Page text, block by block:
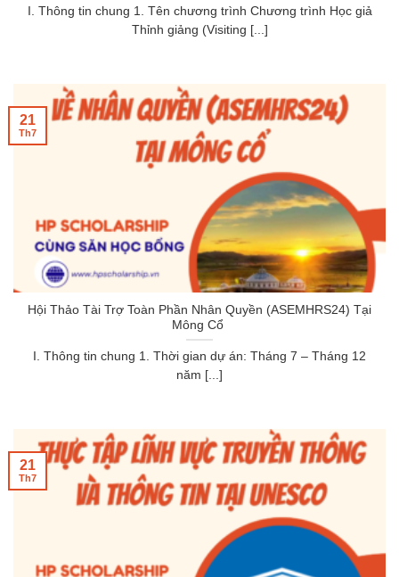
I. Thông tin chung 1. Tên chương trình Chương trình Học giả
Thỉnh giảng (Visiting [...]
Hội Thảo Tài Trợ Toàn Phần Nhân Quyền (ASEMHRS24) Tại
Mông Cổ
I. Thông tin chung 1. Thời gian dự án: Tháng 7 – Tháng 12
năm [...]
21
Th7
21
Th7